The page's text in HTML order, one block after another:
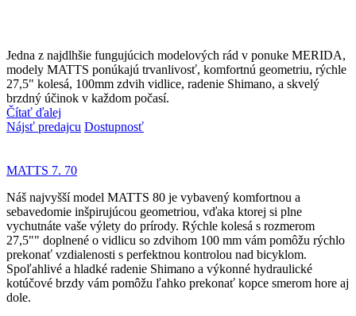
Jedna z najdlhšie fungujúcich modelových rád v ponuke MERIDA,
modely MATTS ponúkajú trvanlivosť, komfortnú geometriu, rýchle
27,5" kolesá, 100mm zdvih vidlice, radenie Shimano, a skvelý
brzdný účinok v každom počasí.
Čítať ďalej
Nájsť predajcu Dostupnosť
MATTS 7. 70
Náš najvyšší model MATTS 80 je vybavený komfortnou a
sebavedomie inšpirujúcou geometriou, vďaka ktorej si plne
vychutnáte vaše výlety do prírody. Rýchle kolesá s rozmerom
27,5"" doplnené o vidlicu so zdvihom 100 mm vám pomôžu rýchlo
prekonať vzdialenosti s perfektnou kontrolou nad bicyklom.
Spoľahlivé a hladké radenie Shimano a výkonné hydraulické
kotúčové brzdy vám pomôžu ľahko prekonať kopce smerom hore aj
dole.